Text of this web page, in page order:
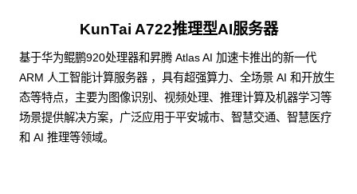
KunTai A722推理型AI服务器
基于华为鲲鹏920处理器和昇腾 Atlas AI 加速卡推出的新一代
ARM 人工智能计算服务器 ，具有超强算力、全场景 AI 和开放生
态等特点，主要为图像识别、视频处理、推理计算及机器学习等
场景提供解决方案，广泛应用于平安城市、智慧交通、智慧医疗
和 AI 推理等领域。